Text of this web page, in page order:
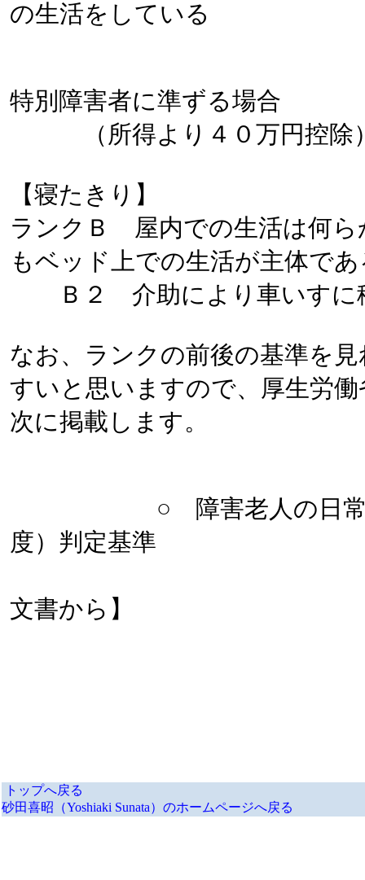
の生活をしている
特別障害者に準ずる場合
（所得より４０万円控除
【寝たきり】
ランクＢ 屋内での生活は何ら
もベッド上での生活が主体で
Ｂ２ 介助により車いすに
なお、ランクの前後の基準を
すいと思いますので、厚生労
次に掲載します。
○ 障害老人の日常生活
度）判定基準
文書から】
トップへ戻る
砂田喜昭（Yoshiaki Sunata）のホームページへ戻る